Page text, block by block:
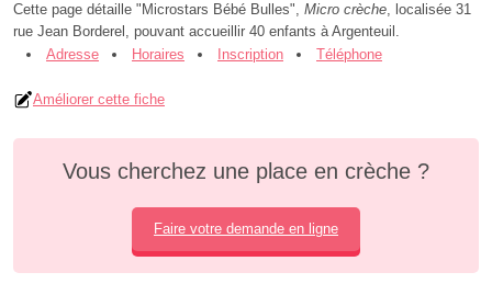
Cette page détaille "Microstars Bébé Bulles", Micro crèche, localisée 31
rue Jean Borderel, pouvant accueillir 40 enfants à Argenteuil.
Adresse
Horaires Inscription Téléphone
Améliorer cette fiche
Vous cherchez une place en crèche ?
Faire votre demande en ligne